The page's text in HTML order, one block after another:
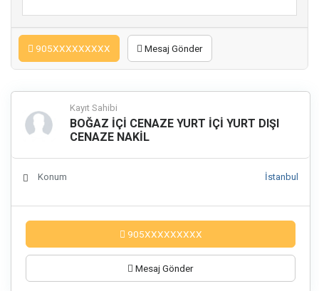
905XXXXXXXXX Mesaj Gönder
Kayıt Sahibi
BOĞAZ İÇİ CENAZE YURT İÇİ YURT DIŞI
CENAZE NAKİL
Konum İstanbul
905XXXXXXXXX
Mesaj Gönder